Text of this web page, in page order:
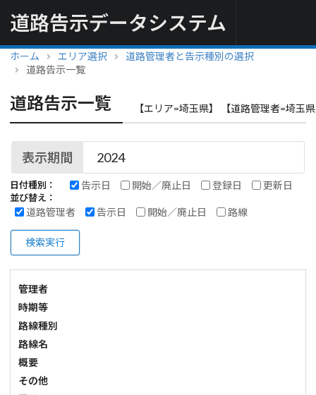
道路告示データシステム
ホーム エリア選択
道路管理者と告示種別の選択
道路告示一覧
道路告示一覧 【エリア=埼玉県】 【道路管理者=埼玉
表示期間
日付種別： 告示日 開始／廃止日 登録日 更新日
並び替え：
道路管理者 告示日 開始／廃止日 路線
検索実行
管理者
時期等
路線種別
路線名
概要
その他